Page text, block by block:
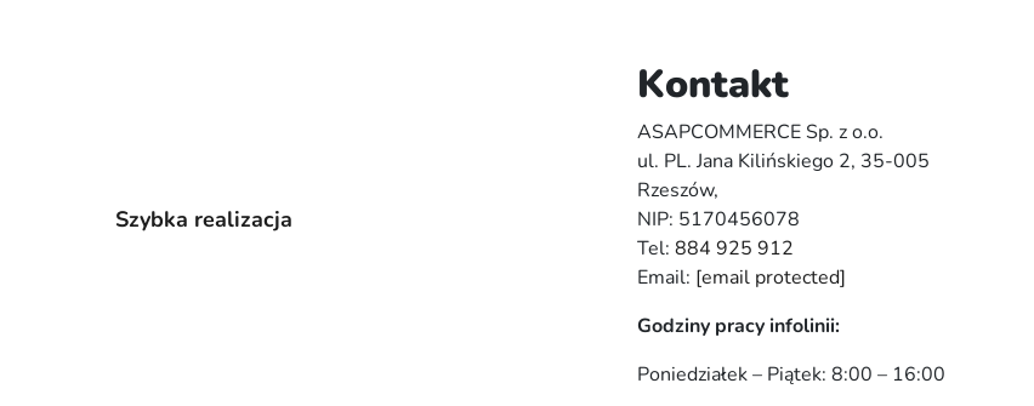
Szybka realizacja
Kontakt
ASAPCOMMERCE Sp. z o.o.
ul. PL. Jana Kilińskiego 2, 35-005
Rzeszów,
NIP: 5170456078
Tel: 884 925 912
Email: [email protected]
Godziny pracy infolinii:
Poniedziałek – Piątek: 8:00 – 16:00